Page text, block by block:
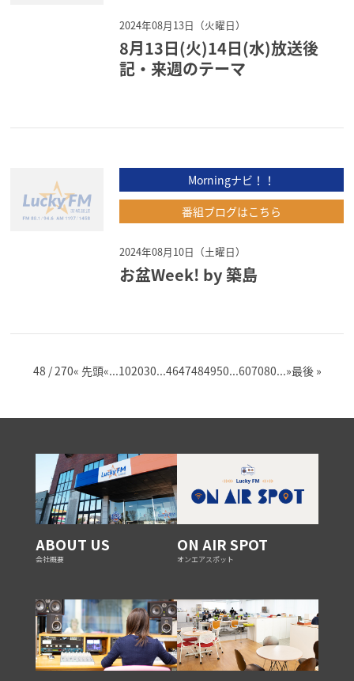
2024年08月13日（火曜日）
8月13日(火)14日(水)放送後
記・来週のテーマ
Morningナビ！！
番組ブログはこちら
2024年08月10日（土曜日）
お盆Week! by 築島
48 / 270« 先頭«...102030...4647484950...607080...»最後 »
ABOUT US
会社概要
ON AIR SPOT
オンエアスポット